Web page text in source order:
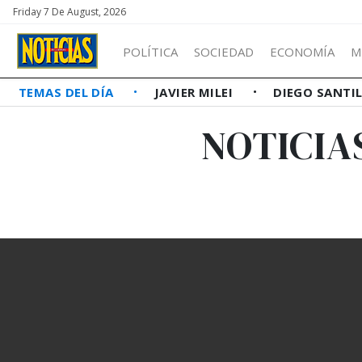
Friday 7 De August, 2026
POLÍTICA SOCIEDAD ECONOMÍA
TEMAS DEL DÍA JAVIER MILEI DIEGO